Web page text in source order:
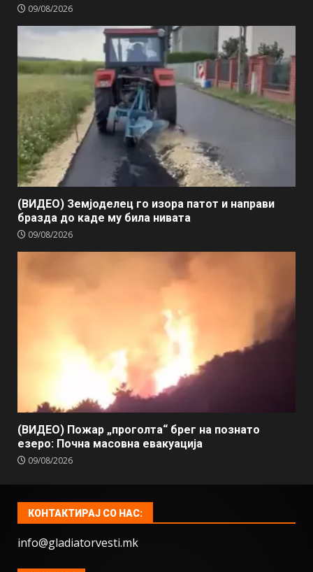
09/08/2026
(ВИДЕО) Земјоделец го изора патот и направи
бразда до каде му била нивата
09/08/2026
(ВИДЕО) Пожар „проголта“ брег на познато
езеро: Почна масовна евакуација
09/08/2026
КОНТАКТИРАЈ СО НАС:
info@gladiatorvesti.mk